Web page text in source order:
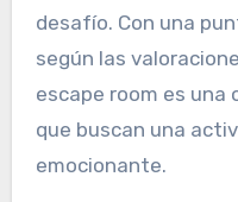
desafío. Con una
según las
escape room es una
que buscan una
emocionante.